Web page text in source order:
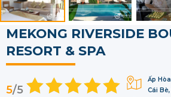
MEKONG RIVERSIDE
RESORT & SPA
Ấp
Cái
5/5